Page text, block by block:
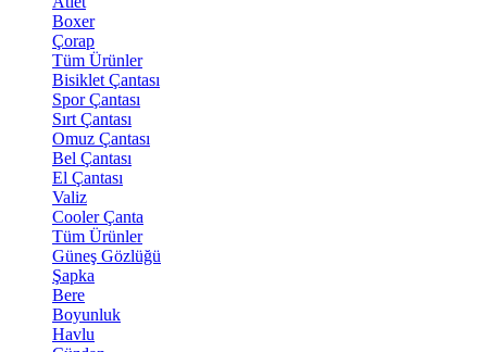
Boxer
Çorap
Tüm Ürünler
Bisiklet Çantası
Spor Çantası
Sırt Çantası
Omuz Çantası
Bel Çantası
El Çantası
Valiz
Cooler Çanta
Tüm Ürünler
Güneş Gözlüğü
Şapka
Bere
Boyunluk
Havlu